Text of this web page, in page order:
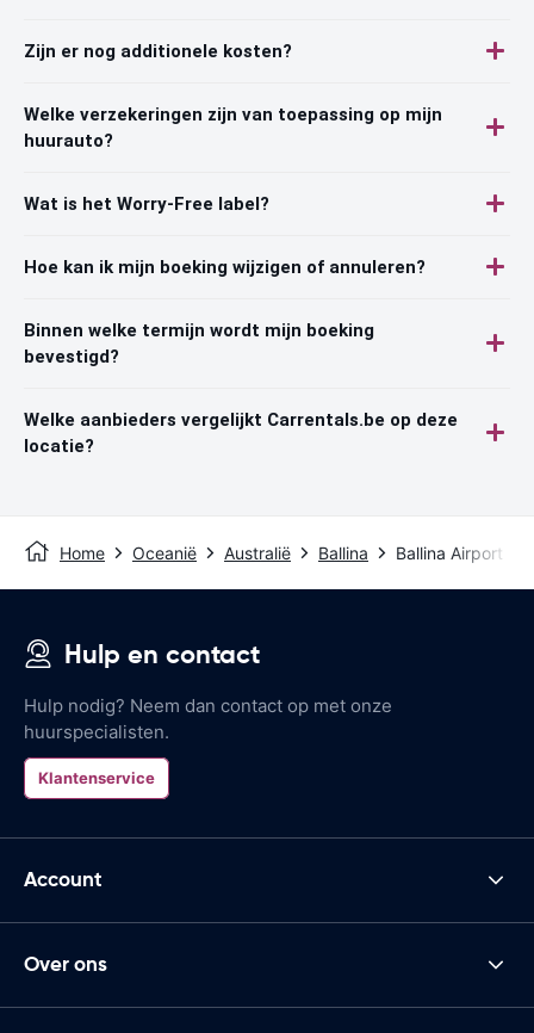
Zijn er nog additionele kosten?
Welke verzekeringen zijn van toepassing op mijn
huurauto?
Wat is het Worry-Free label?
Hoe kan ik mijn boeking wijzigen of annuleren?
Binnen welke termijn wordt mijn boeking
bevestigd?
Welke aanbieders vergelijkt Carrentals.be op deze
locatie?
Home Oceanië Australië Ballina Ballina Airport
Hulp en contact
Hulp nodig? Neem dan contact op met onze
huurspecialisten.
Klantenservice
Account
Over ons